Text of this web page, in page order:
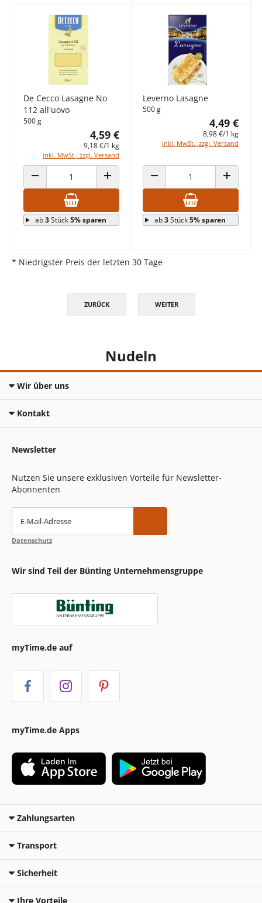
De Cecco Lasagne No
112 all'uovo
500 g
4,59 €
9,18 €/1 kg
inkl. MwSt., zzgl. Versand
ANZAHL VERRINGERN ANZAHL ERHÖHEN
ab3Stück5% sparen
Leverno Lasagne
500 g
4,49 €
8,98 €/1 kg
inkl. MwSt., zzgl. Versand
ANZAHL VERRINGERN ANZAHL
ab3Stück5% sparen
* Niedrigster Preis der letzten 30 Tage
ZURÜCK WEITER
Nudeln
Wir über uns
Kontakt
Newsletter
Nutzen Sie unsere exklusiven Vorteile für Newsletter-
Abonnenten
E-Mail-Adresse
Datenschutz
Wir sind Teil der Bünting Unternehmensgruppe
myTime.de auf
myTime.de Apps
Zahlungsarten
Transport
Sicherheit
Ihre Vorteile